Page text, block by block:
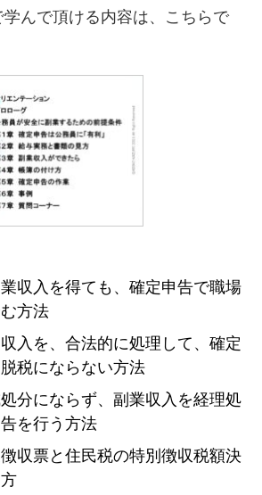
んで頂ける内容は、こちらで
収入を得ても、確定申告で職場
方法
入を、合法的に処理して、確定
税にならない方法
分にならず、副業収入を経理処
を行う方法
収票と住民税の特別徴収税額決